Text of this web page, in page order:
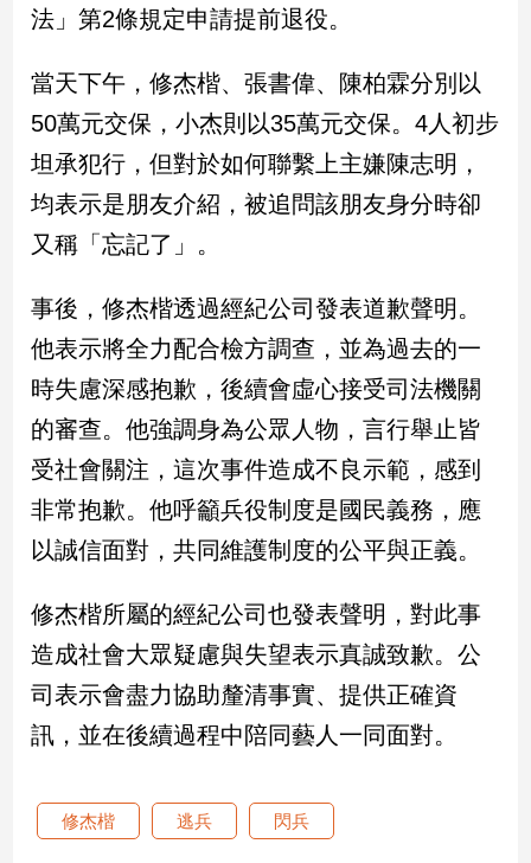
區
南
台
灣
觀
台
灣
觀
點
娛
樂
娛
聞
流
行/
時
尚
法」第2條規定申請提前退役。
當天下午，修杰楷、張書偉、陳柏霖分別以
50萬元交保，小杰則以35萬元交保。4人初步
坦承犯行，但對於如何聯繫上主嫌陳志明，
均表示是朋友介紹，被追問該朋友身分時卻
又稱「忘記了」。
事後，修杰楷透過經紀公司發表道歉聲明。
他表示將全力配合檢方調查，並為過去的一
時失慮深感抱歉，後續會虛心接受司法機關
的審查。他強調身為公眾人物，言行舉止皆
受社會關注，這次事件造成不良示範，感到
非常抱歉。他呼籲兵役制度是國民義務，應
以誠信面對，共同維護制度的公平與正義。
修杰楷所屬的經紀公司也發表聲明，對此事
造成社會大眾疑慮與失望表示真誠致歉。公
司表示會盡力協助釐清事實、提供正確資
訊，並在後續過程中陪同藝人一同面對。
修杰楷 逃兵 閃兵